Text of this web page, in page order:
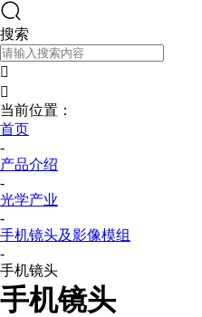
搜索


当前位置：
首页
-
产品介绍
-
光学产业
-
手机镜头及影像模组
-
手机镜头
手机镜头